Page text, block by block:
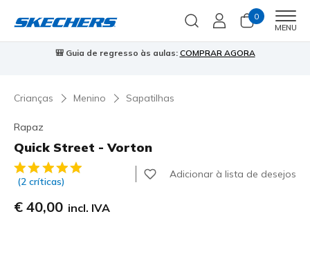
0
MENU
Skechers VIP: 45 dias de devolução para membrosInscreve-te
Crianças Menino Sapatilhas
Rapaz
Quick Street - Vorton
3$4 de 5 – Classificação do cliente
(2 críticas)
Adicionar à lista de desejos
€ 40,00 incl. IVA